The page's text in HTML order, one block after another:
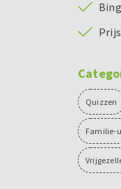
Quizzen
Familie-